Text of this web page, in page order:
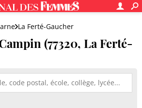
La Ferté-Gaucher
(77320, La Ferté-